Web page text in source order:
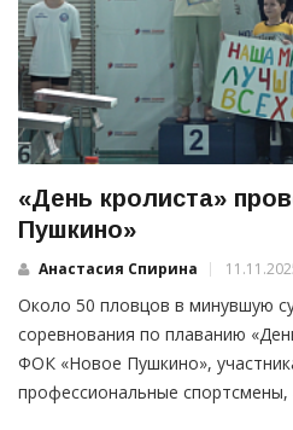
«День кролиста»
Пушкино»
Анастасия Спирина
Около 50 пловцов в минувшую
соревнования по плаванию
ФОК «Новое Пушкино»,
профессиональные